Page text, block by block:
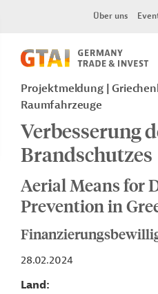
Über uns
Projektmeldung
Raumfahrzeuge
Verbesserung
Brandschutzes
Aerial Means for
Prevention in
28.02.2024
Land